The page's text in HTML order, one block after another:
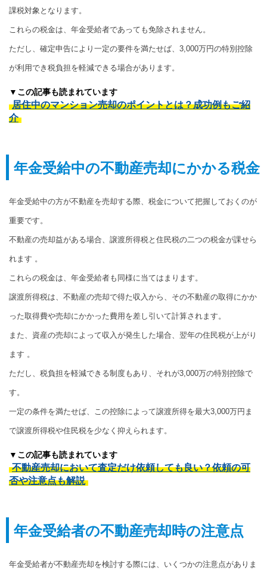
課税対象となります。
これらの税金は、年金受給者であっても免除されません。
ただし、確定申告により一定の要件を満たせば、3,000万円の特別控除
が利用でき税負担を軽減できる場合があります。
▼この記事も読まれています
居住中のマンション売却のポイントとは？成功例もご紹
介
年金受給中の不動産売却にかかる税金
年金受給中の方が不動産を売却する際、税金について把握しておくのが
重要です。
不動産の売却益がある場合、譲渡所得税と住民税の二つの税金が課せら
れます 。
これらの税金は、年金受給者も同様に当てはまります。
譲渡所得税は、不動産の売却で得た収入から、その不動産の取得にかか
った取得費や売却にかかった費用を差し引いて計算されます。
また、資産の売却によって収入が発生した場合、翌年の住民税が上がり
ます 。
ただし、税負担を軽減できる制度もあり、それが3,000万の特別控除で
す。
一定の条件を満たせば、この控除によって譲渡所得を最大3,000万円ま
で譲渡所得税や住民税を少なく抑えられます。
▼この記事も読まれています
不動産売却において査定だけ依頼しても良い？依頼の可
否や注意点も解説
年金受給者の不動産売却時の注意点
年金受給者が不動産売却を検討する際には、いくつかの注意点がありま